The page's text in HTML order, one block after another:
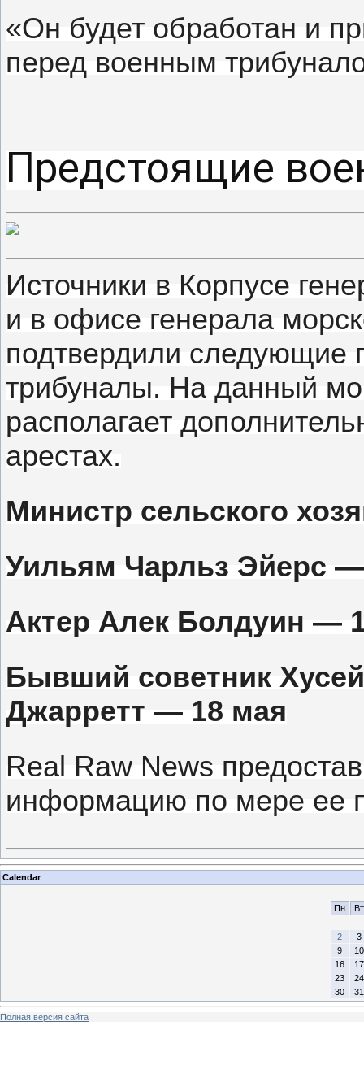
«Он будет обработан и
перед военным
Предстоящие
Источники в Корпусе
и в офисе генерала
подтвердили следующие
трибуналы. На данный
располагает
арестах.
Министр сельского
Уильям Чарльз Эйерс
Актер Алек Болдуин —
Бывший советник
Джарретт — 18 мая
Real Raw News
информацию по мере ее
Calendar
Пн Вт
2
3
9
10
16
17
23
24
30
31
Полная версия сайта